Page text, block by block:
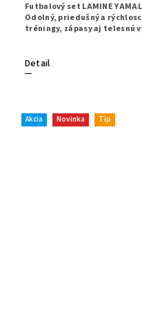
Detail
Futbalový set LAMINE
Odolný, priedušný a
tréningy, zápasy aj telesnú
Akcia Novinka Tip